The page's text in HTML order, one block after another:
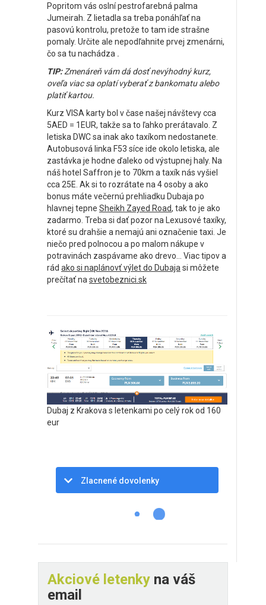
Popritom vás oslní pestrofarebná palma
Jumeirah. Z lietadla sa treba ponáhľať na
pasovú kontrolu, pretože to tam ide strašne
pomaly. Určite ale nepodľahnite prvej zmenárni,
čo sa tu nachádza .
TIP:Zmenáreň vám dá dosť nevýhodný kurz,
oveľa viac sa oplatí vyberať z bankomatu alebo
platiť kartou.
Kurz VISA karty bol v čase našej návštevy cca
5AED = 1EUR, takže sa to ľahko prerátavalo. Z
letiska DWC sa inak ako taxíkom nedostanete.
Autobusová linka F53 síce ide okolo letiska, ale
zastávka je hodne ďaleko od výstupnej haly. Na
náš hotel Saffron je to 70km a taxík nás vyšiel
cca 25E. Ak si to rozrátate na 4 osoby a ako
bonus máte večernú prehliadku Dubaja po
hlavnej tepne Sheikh Zayed Road, tak to je ako
zadarmo. Treba si dať pozor na Lexusové taxíky,
ktoré su drahšie a nemajú ani označenie taxi. Je
niečo pred polnocou a po malom nákupe v
potravinách zaspávame ako drevo… Viac tipov a
rád ako si naplánovť výlet do Dubajasi môžete
prečítať nasvetobeznici.sk
Dubaj z Krakova s letenkami po celý rok od 160
eur
Zlacnené dovolenky
Akciové letenky na váš
email